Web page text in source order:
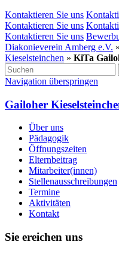
Kontaktieren Sie uns
Kontaktieren Sie uns
Kontaktieren Sie uns
Diakonieverein Amberg e.V. »
Kieselsteinchen » KiTa
Navigation überspringen
Gailoher
Über uns
Pädagogik
Öffnungszeiten
Elternbeitrag
Mitarbeiter(innen)
Stellenausschreibungen
Termine
Aktivitäten
Kontakt
Sie ereichen uns